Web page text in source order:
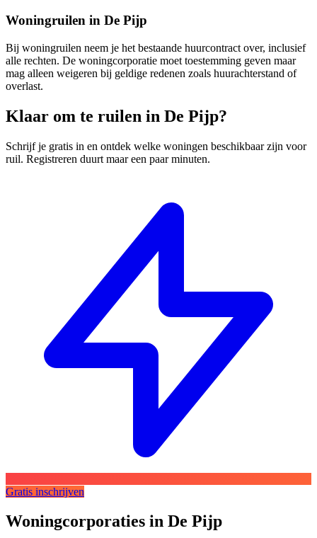
Woningruilen in De Pijp
Bij woningruilen neem je het bestaande huurcontract over, inclusief
alle rechten. De woningcorporatie moet toestemming geven maar
mag alleen weigeren bij geldige redenen zoals huurachterstand of
overlast.
Klaar om te ruilen in De Pijp?
Schrijf je gratis in en ontdek welke woningen beschikbaar zijn voor
ruil. Registreren duurt maar een paar minuten.
Gratis inschrijven
Woningcorporaties in De Pijp